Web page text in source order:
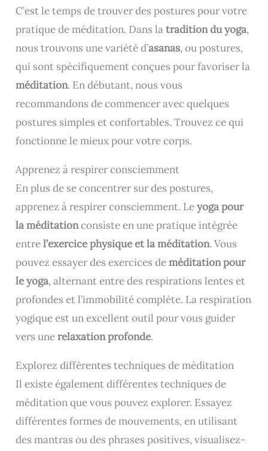
C’est le temps de trouver des postures pour votre
pratique de méditation. Dans latradition du yoga,
nous trouvons une variété d’asanas, ou postures,
qui sont spécifiquement conçues pour favoriser la
méditation. En débutant, nous vous
recommandons de commencer avec quelques
postures simples et confortables. Trouvez ce qui
fonctionne le mieux pour votre corps.
Apprenez à respirer consciemment
En plus de se concentrer sur des postures,
apprenez à respirer consciemment. Leyoga pour
la méditationconsiste en une pratique intégrée
entrel’exercice physique et la méditation. Vous
pouvez essayer des exercices deméditation pour
le yoga, alternant entre des respirations lentes et
profondes et l’immobilité complète. La respiration
yogique est un excellent outil pour vous guider
vers unerelaxation profonde.
Explorez différentes techniques de méditation
Il existe également différentes techniques de
méditation que vous pouvez explorer. Essayez
différentes formes de mouvements, en utilisant
des mantras ou des phrases positives, visualisez-